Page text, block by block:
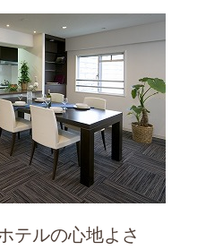
テルの心地よさ